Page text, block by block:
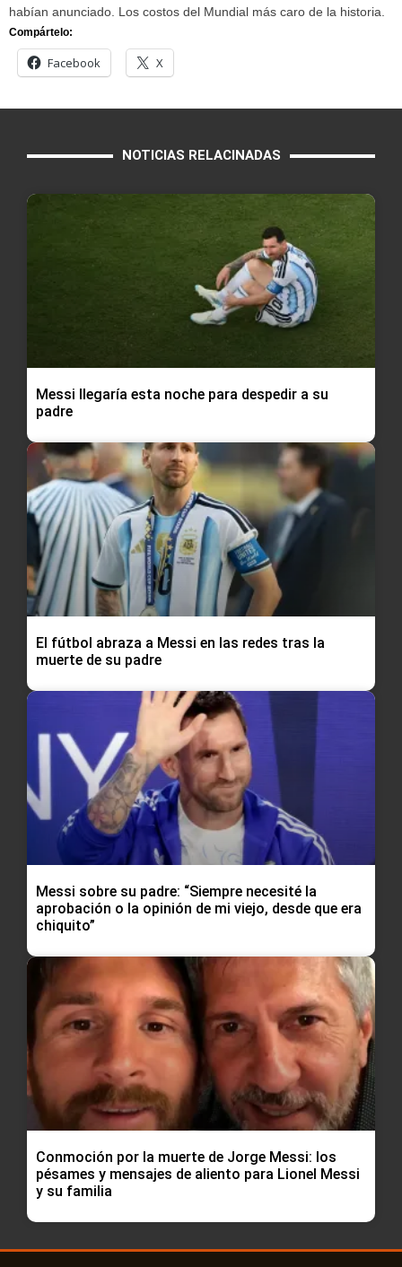
habían anunciado. Los costos del Mundial más caro de la historia.
Compártelo:
Facebook X
NOTICIAS RELACINADAS
Messi llegaría esta noche para despedir a su
padre
El fútbol abraza a Messi en las redes tras la
muerte de su padre
Messi sobre su padre: “Siempre necesité la
aprobación o la opinión de mi viejo, desde que era
chiquito”
Conmoción por la muerte de Jorge Messi: los
pésames y mensajes de aliento para Lionel Messi
y su familia